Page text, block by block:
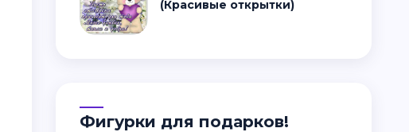
(Красивые открытки)
Фигурки для подарков!